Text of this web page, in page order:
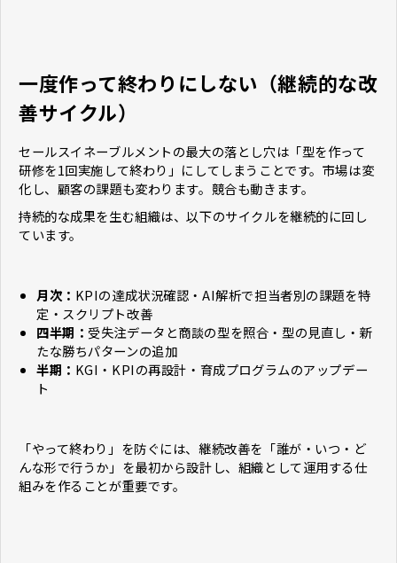
一度作って終わりにしない（継続的な改
善サイクル）
セールスイネーブルメントの最大の落とし穴は「型を作って
研修を1回実施して終わり」にしてしまうことです。市場は変
化し、顧客の課題も変わります。競合も動きます。
持続的な成果を生む組織は、以下のサイクルを継続的に回し
ています。
月次： KPIの達成状況確認・AI解析で担当者別の課題を特
定・スクリプト改善
四半期： 受失注データと商談の型を照合・型の見直し・新
たな勝ちパターンの追加
半期： KGI・KPIの再設計・育成プログラムのアップデー
ト
「やって終わり」を防ぐには、継続改善を「誰が・いつ・ど
んな形で行うか」を最初から設計し、組織として運用する仕
組みを作ることが重要です。